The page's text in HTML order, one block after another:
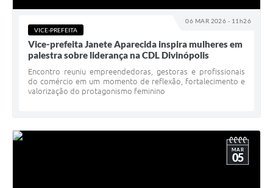
06 MAR 2026 - 11h26
VICE-PREFEITA
Vice-prefeita Janete Aparecida inspira mulheres em
palestra sobre liderança na CDL Divinópolis
Encontro reuniu empreendedoras, gestoras e profissionais
do comércio em um momento de reflexão, fortalecimento e
valorização do protagonismo feminino
MAR
05